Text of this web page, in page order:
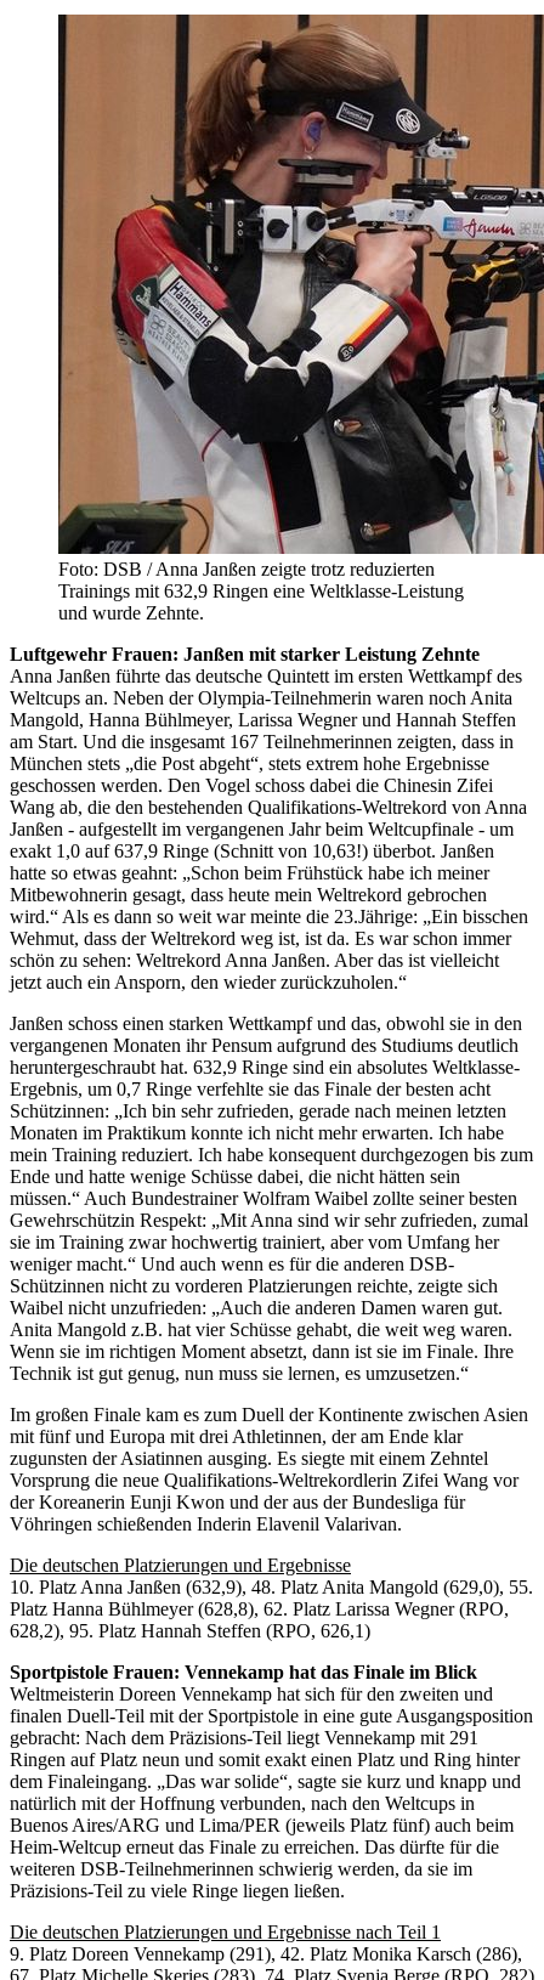
Foto: DSB / Anna Janßen zeigte trotz reduzierten
Trainings mit 632,9 Ringen eine Weltklasse-Leistung
und wurde Zehnte.
Luftgewehr Frauen: Janßen mit starker Leistung Zehnte
Anna Janßen führte das deutsche Quintett im ersten Wettkampf des
Weltcups an. Neben der Olympia-Teilnehmerin waren noch Anita
Mangold, Hanna Bühlmeyer, Larissa Wegner und Hannah Steffen
am Start. Und die insgesamt 167 Teilnehmerinnen zeigten, dass in
München stets „die Post abgeht“, stets extrem hohe Ergebnisse
geschossen werden. Den Vogel schoss dabei die Chinesin Zifei
Wang ab, die den bestehenden Qualifikations-Weltrekord von Anna
Janßen - aufgestellt im vergangenen Jahr beim Weltcupfinale - um
exakt 1,0 auf 637,9 Ringe (Schnitt von 10,63!) überbot. Janßen
hatte so etwas geahnt: „Schon beim Frühstück habe ich meiner
Mitbewohnerin gesagt, dass heute mein Weltrekord gebrochen
wird.“ Als es dann so weit war meinte die 23.Jährige: „Ein bisschen
Wehmut, dass der Weltrekord weg ist, ist da. Es war schon immer
schön zu sehen: Weltrekord Anna Janßen. Aber das ist vielleicht
jetzt auch ein Ansporn, den wieder zurückzuholen.“
Janßen schoss einen starken Wettkampf und das, obwohl sie in den
vergangenen Monaten ihr Pensum aufgrund des Studiums deutlich
heruntergeschraubt hat. 632,9 Ringe sind ein absolutes Weltklasse-
Ergebnis, um 0,7 Ringe verfehlte sie das Finale der besten acht
Schützinnen: „Ich bin sehr zufrieden, gerade nach meinen letzten
Monaten im Praktikum konnte ich nicht mehr erwarten. Ich habe
mein Training reduziert. Ich habe konsequent durchgezogen bis zum
Ende und hatte wenige Schüsse dabei, die nicht hätten sein
müssen.“ Auch Bundestrainer Wolfram Waibel zollte seiner besten
Gewehrschützin Respekt: „Mit Anna sind wir sehr zufrieden, zumal
sie im Training zwar hochwertig trainiert, aber vom Umfang her
weniger macht.“ Und auch wenn es für die anderen DSB-
Schützinnen nicht zu vorderen Platzierungen reichte, zeigte sich
Waibel nicht unzufrieden: „Auch die anderen Damen waren gut.
Anita Mangold z.B. hat vier Schüsse gehabt, die weit weg waren.
Wenn sie im richtigen Moment absetzt, dann ist sie im Finale. Ihre
Technik ist gut genug, nun muss sie lernen, es umzusetzen.“
Im großen Finale kam es zum Duell der Kontinente zwischen Asien
mit fünf und Europa mit drei Athletinnen, der am Ende klar
zugunsten der Asiatinnen ausging. Es siegte mit einem Zehntel
Vorsprung die neue Qualifikations-Weltrekordlerin Zifei Wang vor
der Koreanerin Eunji Kwon und der aus der Bundesliga für
Vöhringen schießenden Inderin Elavenil Valarivan.
Die deutschen Platzierungen und Ergebnisse
10. Platz Anna Janßen (632,9), 48. Platz Anita Mangold (629,0), 55.
Platz Hanna Bühlmeyer (628,8), 62. Platz Larissa Wegner (RPO,
628,2), 95. Platz Hannah Steffen (RPO, 626,1)
Sportpistole Frauen: Vennekamp hat das Finale im Blick
Weltmeisterin Doreen Vennekamp hat sich für den zweiten und
finalen Duell-Teil mit der Sportpistole in eine gute Ausgangsposition
gebracht: Nach dem Präzisions-Teil liegt Vennekamp mit 291
Ringen auf Platz neun und somit exakt einen Platz und Ring hinter
dem Finaleingang. „Das war solide“, sagte sie kurz und knapp und
natürlich mit der Hoffnung verbunden, nach den Weltcups in
Buenos Aires/ARG und Lima/PER (jeweils Platz fünf) auch beim
Heim-Weltcup erneut das Finale zu erreichen. Das dürfte für die
weiteren DSB-Teilnehmerinnen schwierig werden, da sie im
Präzisions-Teil zu viele Ringe liegen ließen.
Die deutschen Platzierungen und Ergebnisse nach Teil 1
9. Platz Doreen Vennekamp (291), 42. Platz Monika Karsch (286),
67. Platz Michelle Skeries (283), 74. Platz Svenja Berge (RPO, 282)